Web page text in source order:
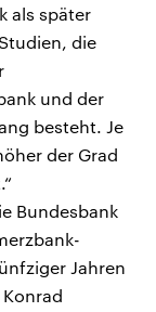
als später
die
und der
besteht. Je
der Grad
Bundesbank
Jahren